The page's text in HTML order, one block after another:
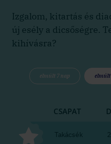
Izgalom, kitartás és
új esély a dicsőségre.
kihívásra?
elmúlt 7 nap elmúlt
CSAPAT
Takácsék